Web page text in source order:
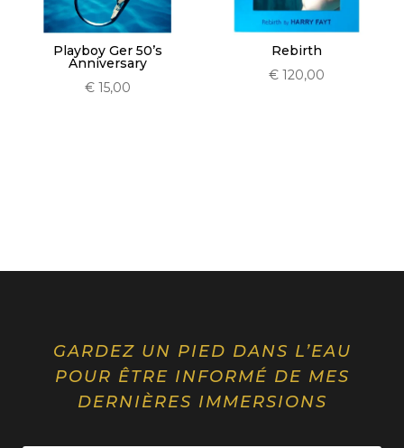
Playboy Ger 50’s
Anniversary
€15,00
Rebirth
€120,00
GARDEZ UN PIED DANS L’EAU
POUR ÊTRE INFORMÉ DE MES
DERNIÈRES IMMERSIONS